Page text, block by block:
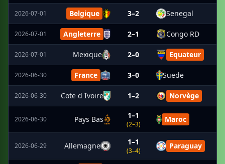
2026-07-01 Belgique 3–2 Senegal
2026-07-01 Angleterre 2–1 Congo RD
2026-07-01 Mexique 2–0 Equateur
2026-06-30 France 3–0 Suede
2026-06-30 Cote d Ivoire 1–2 Norvège
2026-06-30 Pays Bas 1–1
(2–3)
Maroc
2026-06-29 Allemagne 1–1
(3–4)
Paraguay